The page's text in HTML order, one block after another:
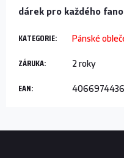
dárek pro každého
KATEGORIE: Pánské
ZÁRUKA: 2 roky
EAN:
Z